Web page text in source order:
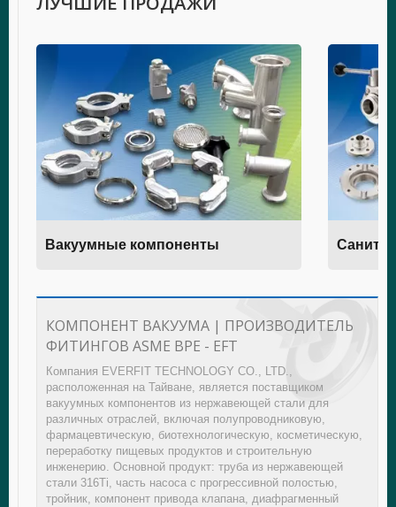
Вакуумные компоненты
КОМПОНЕНТ ВАКУУМА | ПРОИЗВОДИТЕЛЬ
ФИТИНГОВ ASME BPE - EFT
Компания EVERFIT TECHNOLOGY CO., LTD.,
расположенная на Тайване, является поставщиком
вакуумных компонентов из нержавеющей стали для
различных отраслей, включая полупроводниковую,
фармацевтическую, биотехнологическую, косметическую,
переработку пищевых продуктов и строительную
инженерию. Основной продукт: труба из нержавеющей
стали 316Ti, часть насоса с прогрессивной полостью,
тройник, компонент привода клапана, диафрагменный